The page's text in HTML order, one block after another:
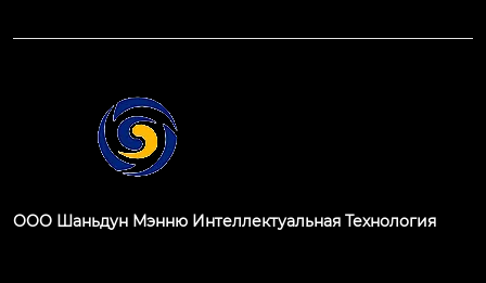
ООО Шаньдун Мэнню Интеллектуальная Технология